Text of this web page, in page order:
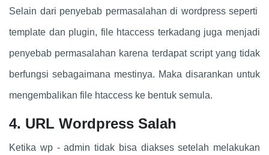
Selain dari penyebab permasalahan di wordpress seperti
template dan plugin, file htaccess terkadang juga menjadi
penyebab permasalahan karena terdapat script yang tidak
berfungsi sebagaimana mestinya. Maka disarankan untuk
mengembalikan file htaccess ke bentuk semula.
4. URL Wordpress Salah
Ketika wp - admin tidak bisa diakses setelah melakukan